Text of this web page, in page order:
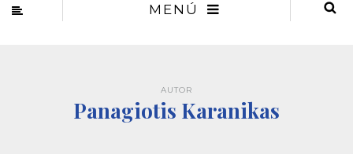
MENÚ
AUTOR
Panagiotis Karanikas